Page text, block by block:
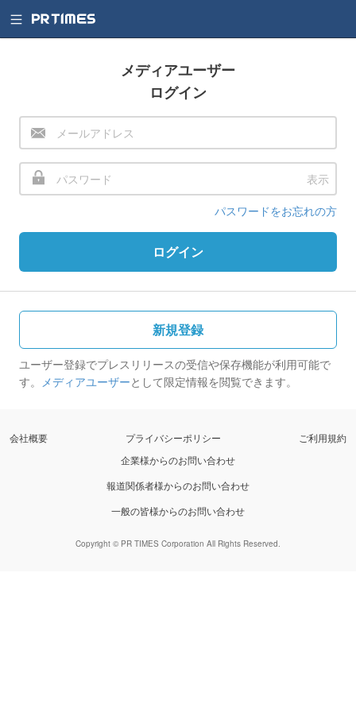
メディアユーザー
ログイン
表示
パスワードをお忘れの方
ログイン
新規登録
ユーザー登録でプレスリリースの受信や保存機能が利用可能で
す。 メディアユーザーとして限定情報を閲覧できます。
会社概要 プライバシーポリシー
ご利用規約
企業様からのお問い合わせ
報道関係者様からのお問い合わせ
一般の皆様からのお問い合わせ
Copyright © PR TIMES Corporation All Rights Reserved.